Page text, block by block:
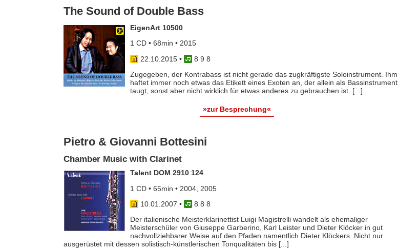
The Sound of Double Bass
EigenArt 10500
1 CD • 68min • 2015
22.10.2015•
8 9 8
Zugegeben, der Kontrabass ist nicht gerade das zugkräftigste Soloinstrument. Ihm
haftet immer noch etwas das Etikett eines Exoten an, der allein als Bassinstrument
taugt, sonst aber nicht wirklich für etwas anderes zu gebrauchen ist. [...]
»zur Besprechung«
Pietro & Giovanni Bottesini
Chamber Music with Clarinet
Talent DOM 2910 124
1 CD • 65min • 2004, 2005
10.01.2007 •
8 8 8
Der italienische Meisterklarinettist Luigi Magistrelli wandelt als ehemaliger
Meisterschüler von Giuseppe Garberino, Karl Leister und Dieter Klöcker in gut
nachvollziehbarer Weise auf den Pfaden namentlich Dieter Klöckers. Nicht nur
ausgerüstet mit dessen solistisch-künstlerischen Tonqualitäten bis [...]